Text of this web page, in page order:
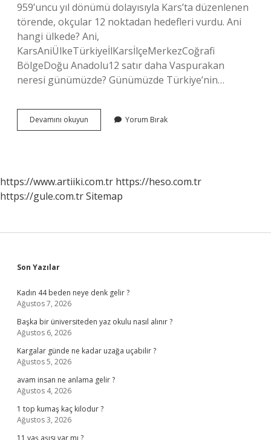
959’uncu yıl dönümü dolayısıyla Kars’ta düzenlenen
törende, okçular 12 noktadan hedefleri vurdu. Ani
hangi ülkede? Ani,
KarsAniÜlkeTürkiyeİlKarsİlçeMerkezCoğrafi
BölgeDoğu Anadolu12 satır daha Vaspurakan
neresi günümüzde? Günümüzde Türkiye’nin…
Devamını okuyun Alparslan
Dizisindeki
Yorum Bırak
https://www.artiiki.com.tr https://heso.com.tr
https://gule.com.trSitemap
Sidebar
Son Yazılar
Kadın 44 beden neye denk gelir ?
Ağustos 7, 2026
Başka bir üniversiteden yaz okulu nasıl alınır ?
Ağustos 6, 2026
Kargalar günde ne kadar uzağa uçabilir ?
Ağustos 5, 2026
avam insan ne anlama gelir ?
Ağustos 4, 2026
1 top kumaş kaç kilodur ?
Ağustos 3, 2026
11 yaş aşısı var mı ?